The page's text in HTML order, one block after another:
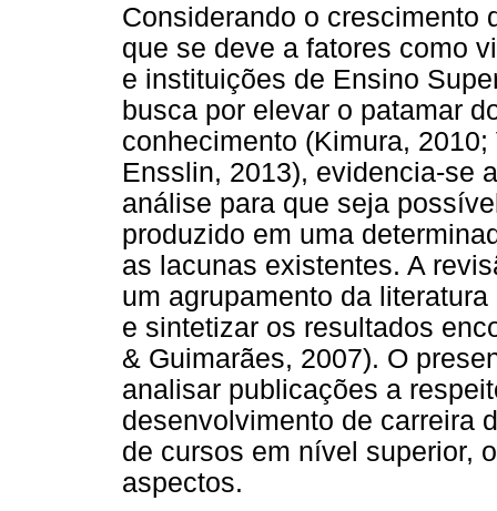
Considerando o crescimento
que se deve a fatores como
e instituições de Ensino
busca por elevar o patamar
conhecimento (Kimura,
Ensslin, 2013), evidencia-se
análise para que seja
produzido em uma
as lacunas existentes. A
um agrupamento da
e sintetizar os resultados
& Guimarães, 2007). O
analisar publicações a
desenvolvimento de carreira
de cursos em nível superior,
aspectos.